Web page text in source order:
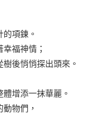
項鍊。
福神情；
後悄悄探出頭來。
增添一抹華麗。
物們，